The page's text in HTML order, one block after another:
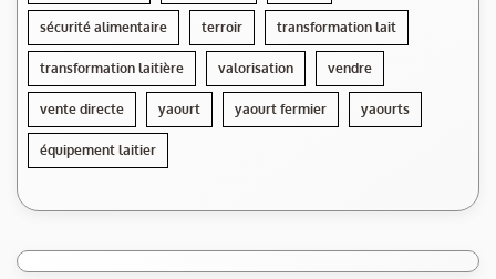
sécurité alimentaire terroir transformation lait
transformation laitière valorisation vendre
vente directe yaourt yaourt fermier yaourts
équipement laitier